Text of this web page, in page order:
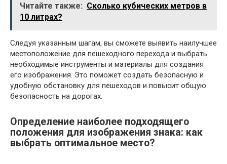
Читайте также: Сколько кубических метров в
10 литрах?
Следуя указанным шагам, вы сможете выявить наилучшее
местоположение для пешеходного перехода и выбрать
необходимые инструменты и материалы для создания
его изображения. Это поможет создать безопасную и
удобную обстановку для пешеходов и повысит общую
безопасность на дорогах.
Определение наиболее подходящего
положения для изображения знака: как
выбрать оптимальное место?